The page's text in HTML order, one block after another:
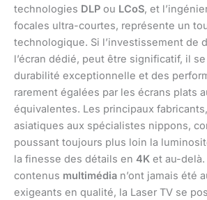
technologies DLP ou LCoS, et
focales ultra-courtes, représente un
technologique. Si l’investissement de
l’écran dédié, peut être significatif, il
durabilité exceptionnelle et des
rarement égalées par les écrans plats
équivalentes. Les principaux
asiatiques aux spécialistes nippons,
poussant toujours plus loin la
la finesse des détails en 4K et au-
contenus multimédia n’ont jamais été
exigeants en qualité, la Laser TV se